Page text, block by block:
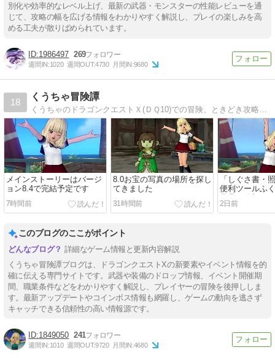
別化や効率的なレベル上げ、最新の武器・モンスターの性能レビューを通
じて、攻略の幅を広げる情報をわかりやすく解説し、プレイの楽しみを高
める工夫が散りばめられています。
1986497 269
週間IN:1020 週間OUT:4730 月間IN:9680
18
くうちゃ冒険譚
くうちゃのドラゴンクエストＸ(ＤＱ10)での冒険、ときどき攻略のドラクエ10ブログ
メインストーリーはバージ
ョン8.4で完結予定です
7時間前
8.0お宝の写真の場所を探し
てきました
31時間前
「しぐさ書・
便利ツールふ
賞品に追加さ
2日前
このブログのここがポイント
詳細なゲーム情報と更新内容解説
くうちゃ冒険譚ブログは、ドラゴンクエストXの新要素やイベント情報を的
確に伝える専門サイトです。武器や装備のドロップ情報、イベント開催期
間、職業条件などをわかりやすく解説し、プレイヤーの冒険を後押ししま
す。最新アップデートやコインボス情報も網羅し、ゲームの動向を逃さず
キャッチできる信頼性の高い情報源です。
1849050 241
週間IN:1010 週間OUT:9720 月間IN:4680